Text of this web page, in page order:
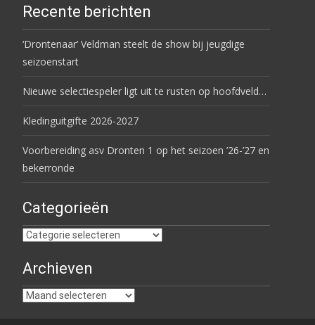
Recente berichten
‘Drontenaar’ Veldman steelt de show bij jeugdige
seizoenstart
Nieuwe selectiespeler ligt uit te rusten op hoofdveld…
Kledinguitgifte 2026-2027
Voorbereiding asv Dronten 1 op het seizoen ’26-’27 en
bekerronde
Categorieën
Categorieën
Archieven
Archieven